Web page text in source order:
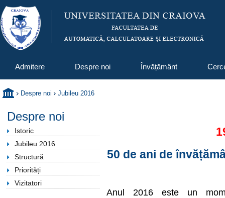
Admitere Despre noi Învățământ
Despre noi Jubileu 2016
Despre noi
Istoric
Jubileu 2016
Structură
Priorități
Vizitatori
50 de ani de
Anul 2016 este un